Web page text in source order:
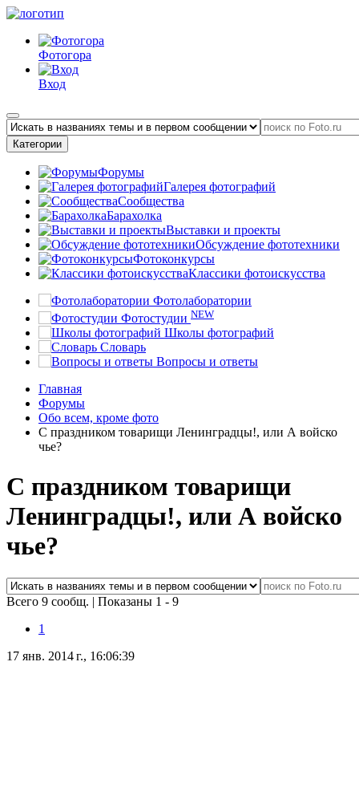
Фотогора
Вход
Категории
Форумы
Галерея фотографий
Сообщества
Барахолка
Выставки и проекты
Обсуждение фототехники
Фотоконкурсы
Классики фотоискусства
Фотолаборатории
Фотостудии NEW
Школы фотографий
Словарь
Вопросы и ответы
Главная
Форумы
Обо всем, кроме фото
С праздником товарищи Ленинградцы!, или А войско
чье?
С праздником товарищи
Ленинградцы!, или А войско
чье?
Всего 9 сообщ. | Показаны 1 - 9
1
17 янв. 2014 г., 16:06:39